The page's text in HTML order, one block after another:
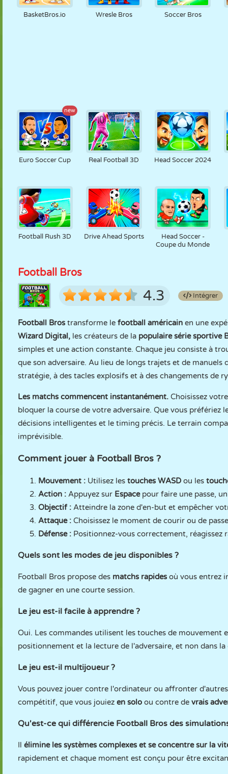
BasketBros.io Wresle Bros Soccer Bros
new
Euro Soccer Cup Real Football 3D Head Soccer 2024
Football Rush 3D Drive Ahead Sports
Head Soccer -
Coupe du Monde
Football Bros
4.3 Intégrer
Football Brostransforme le football américain en une
Wizard Digital, les créateurs de la populaire série sportive
simples et une action constante. Chaque jeu consiste à
que son adversaire. Au lieu de longs trajets et de manuels
stratégie, à des tacles explosifs et à des changements de
Les matchs commencent instantanément. Choisissez
bloquer la course de votre adversaire. Que vous préfériez
décisions intelligentes et le timing précis. Le terrain
imprévisible.
Comment jouer à Football Bros ?
Mouvement : Utilisez les touches WASD ou les
Action : Appuyez sur Espacepour faire une passe,
Objectif : Atteindre la zone d'en-but et empêcher
Attaque : Choisissez le moment de courir ou de
Défense : Positionnez-vous correctement, réagissez
Quels sont les modes de jeu disponibles ?
Football Bros propose des matchs rapidesoù vous entrez
de gagner en une courte session.
Le jeu est-il facile à apprendre ?
Oui. Les commandes utilisent les touches de
positionnement et la lecture de l'adversaire, et non dans la
Le jeu est-il multijoueur ?
Vous pouvez jouer contre l'ordinateur ou affronter
compétitif, que vous jouiez en solo ou contre de vrais
Qu'est-ce qui différencie Football Bros des
Il élimine les systèmes complexes et se concentre sur la
rapidement et chaque moment est conçu pour être